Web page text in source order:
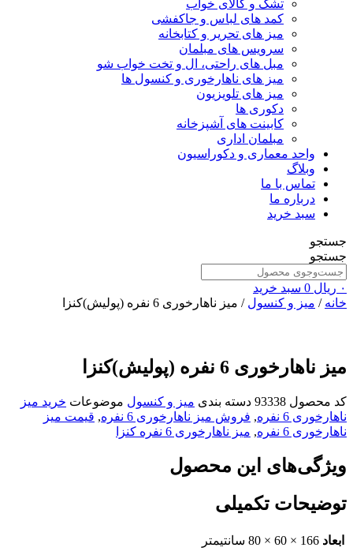
تشک و کالای خواب
کمد های لباس و جاکفشی
میز های تحریر و کتابخانه
سرویس های مبلمان
مبل های راحتی، ال و تخت خواب شو
میز های ناهارخوری و کنسول ها
میز های تلویزیون
دکوری ها
کابینت های آشپزخانه
مبلمان اداری
واحد معماری و دکوراسیون
وبلاگ
تماس با ما
درباره ما
سبد خرید
جستجو
جستجو
۰ ریال 0 سبد خرید
خانه / میز و کنسول / میز ناهارخوری 6 نفره (پولیش)کنزا
میز ناهارخوری 6 نفره (پولیش)کنزا
کد محصول 93338 دسته بندی میز و کنسول موضوعات خرید میز
ناهارخوری 6 نفره
, فروش میز ناهارخوری 6 نفره , قیمت میز
ناهارخوری 6 نفره
, میز ناهارخوری 6 نفره کنزا
ویژگی‌های این محصول
توضیحات تکمیلی
ابعاد 166 × 60 × 80 سانتیمتر